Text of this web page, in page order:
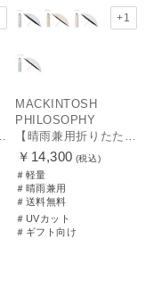
+1
MACKINTOSH
PHILOSOPHY
￥14,300 (税込)
＃軽量
＃晴雨兼用
＃送料無料
＃UVカット
＃ギフト向け